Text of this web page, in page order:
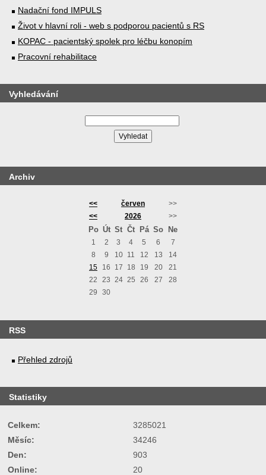
Nadační fond IMPULS
Život v hlavní roli - web s podporou pacientů s RS
KOPAC - pacientský spolek pro léčbu konopím
Pracovní rehabilitace
Vyhledávání
Archiv
<< červen
>>
<<
2026 >>
Po Út St Čt Pá So Ne
1 2 3 4 5 6
7
8
9 10 11 12 13
14
15
16 17 18 19 20
21
22
23 24 25 26 27
28
29
30
RSS
Přehled zdrojů
Statistiky
Online: 20
Celkem:
3285021
Měsíc:
34246
Den:
903